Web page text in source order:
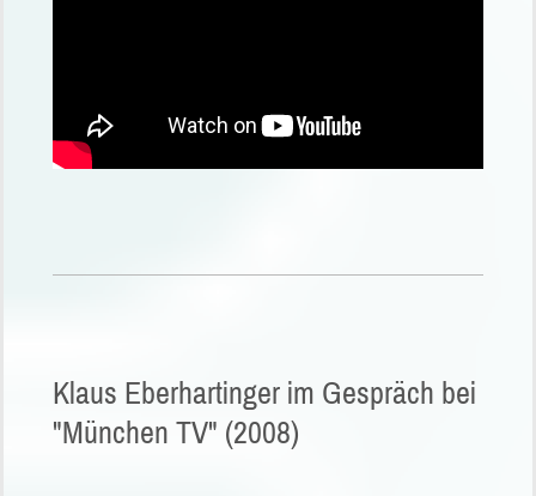
Klaus Eberhartinger im Gespräch bei
"München TV" (2008)